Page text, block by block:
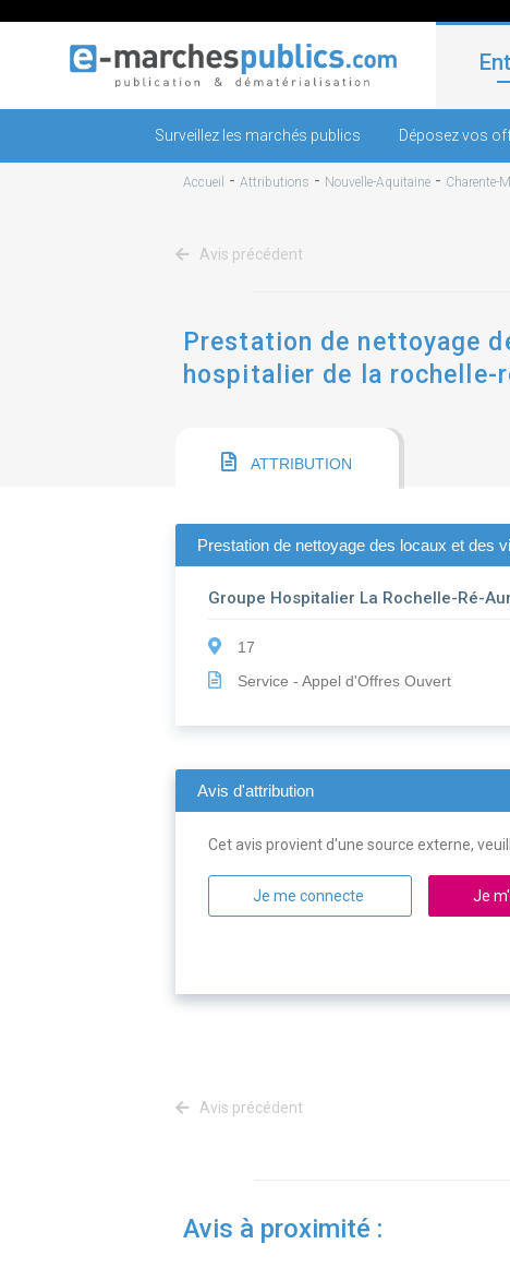
Surveillez les marchés publics Déposez vos
Accueil - Attributions - Nouvelle-Aquitaine - Charente-
Avis précédent
Prestation de nettoyage
hospitalier de la rochelle-
ATTRIBUTION
Prestation de nettoyage des locaux et des
Groupe Hospitalier La Rochelle-Ré-
17
Service - Appel d'Offres Ouvert
Avis d'attribution
Cet avis provient d'une source externe,
Je me connecte Je
Avis précédent
Avis à proximité :